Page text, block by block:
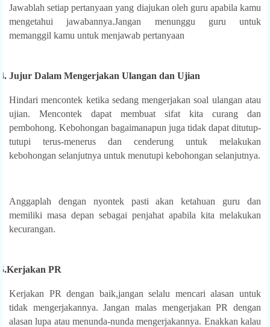
Jawablah setiap pertanyaan yang diajukan oleh guru apabila kamu
mengetahui jawabannya.Jangan menunggu guru untuk
memanggil kamu untuk menjawab pertanyaan
Jujur Dalam Mengerjakan Ulangan dan Ujian
Hindari mencontek ketika sedang mengerjakan soal ulangan atau
ujian. Mencontek dapat membuat sifat kita curang dan
pembohong. Kebohongan bagaimanapun juga tidak dapat ditutup-
tutupi terus-menerus dan cenderung untuk melakukan
kebohongan selanjutnya untuk menutupi kebohongan selanjutnya.
Anggaplah dengan nyontek pasti akan ketahuan guru dan
memiliki masa depan sebagai penjahat apabila kita melakukan
kecurangan.
Kerjakan PR
Kerjakan PR dengan baik,jangan selalu mencari alasan untuk
tidak mengerjakannya. Jangan malas mengerjakan PR dengan
alasan lupa atau menunda-nunda mengerjakannya. Enakkan kalau